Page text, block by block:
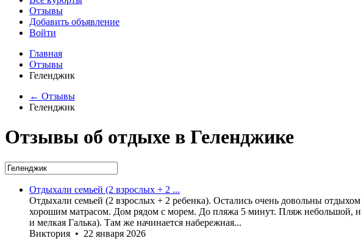
Отзывы
Добавить объявление
Войти
Главная
Отзывы
Геленджик
← Отзывы
Геленджик
Отзывы об отдыхе в Геленджике
Отдыхали семьей (2 взрослых + 2 ...
Отдыхали семьей (2 взрослых + 2 ребенка). Остались очень довольны
хорошим матрасом. Дом рядом с морем. До пляжа 5 минут. Пляж небольшой,
и мелкая Галька). Там же начинается набережная...
Виктория • 22 января 2026